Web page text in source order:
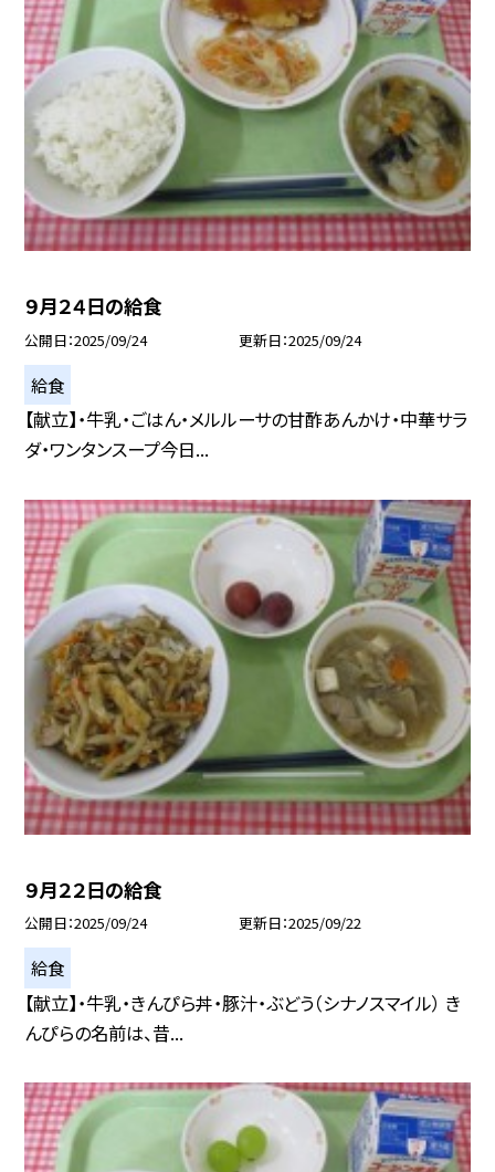
９月２４日の給食
公開日 2025/09/24 更新日 2025/09/24
給食
【献立】・牛乳・ごはん・メルルーサの甘酢あんかけ・中華サラ
ダ・ワンタンスープ今日...
９月２２日の給食
公開日 2025/09/24 更新日 2025/09/22
給食
【献立】・牛乳・きんぴら丼・豚汁・ぶどう（シナノスマイル） き
んぴらの名前は、昔...